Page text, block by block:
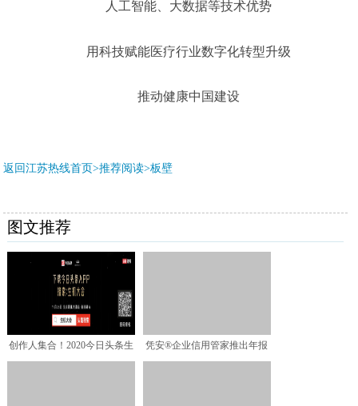
人工智能、大数据等技术优势
用科技赋能医疗行业数字化转型升级
推动健康中国建设
返回江苏热线首页>推荐阅读>板壁
图文推荐
创作人集合！2020今日头条生
凭安®企业信用管家推出年报